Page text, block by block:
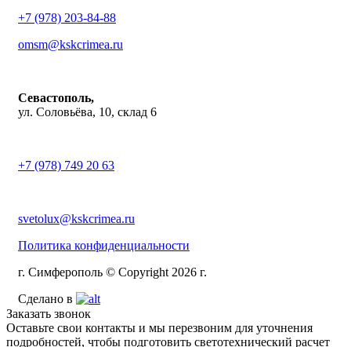
+7 (978) 203-84-88
omsm@kskcrimea.ru
Севастополь,
ул. Соловьёва, 10, склад 6
+7 (978) 749 20 63
svetolux@kskcrimea.ru
Политика конфиденциальности
г. Симферополь © Copyright 2026 г.
Сделано в
Заказать звонок
Оставьте свои контакты и мы перезвоним для уточнения
подробностей, чтобы подготовить светотехнический расчет